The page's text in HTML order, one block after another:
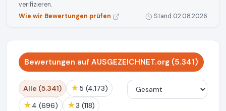
verifizieren.
Wie wir Bewertungen prüfen
Stand 02.08.2026
Bewertungen auf AUSGEZEICHNET.org (5.341)
Alle (5.341) ★ 5 (4.173)
★ 4 (696) ★ 3 (118)